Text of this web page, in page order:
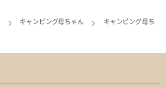
キャンピング母ちゃん
キャンピング母ち